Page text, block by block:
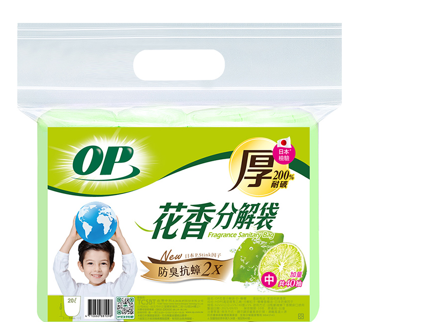
交易，需依本服務之必要範圍內提供個人資料，並將交易相關給付款項請
求債權轉讓予恩沛科技股份有限公司。
２．關於個人資料處理事宜，請瀏覽以下網址：
https://aftee.tw/terms/#terms3
３．未成年的使用者請事先徵得法定代理人或監護人之同意方可使用
結果請求用戶進行身份認證。
５．嚴禁一人註冊多個帳號或使用他人資訊註冊。若發現惡意使用之情
形，恩沛科技股份有限公司將有權停止該用戶之使用額度並採取法律行
動。
每筆NT$120，滿NT$899(含以上)免運費